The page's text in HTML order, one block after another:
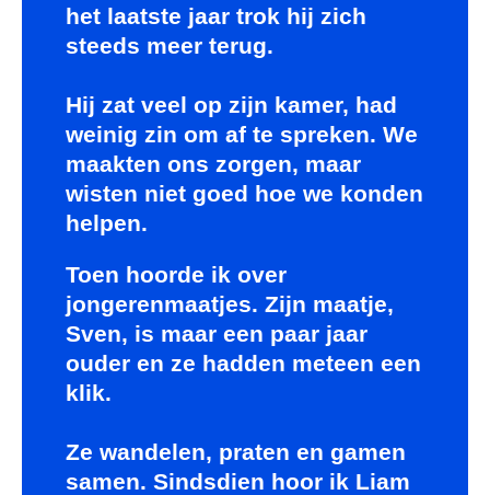
het laatste jaar trok hij zich
steeds meer terug.
Hij zat veel op zijn kamer, had
weinig zin om af te spreken. We
maakten ons zorgen, maar
wisten niet goed hoe we konden
helpen.
Toen hoorde ik over
jongerenmaatjes. Zijn maatje,
Sven, is maar een paar jaar
ouder en ze hadden meteen een
klik.
Ze wandelen, praten en gamen
samen. Sindsdien hoor ik Liam